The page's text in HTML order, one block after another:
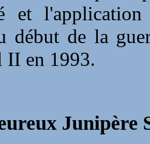
et
début de la
II en 1993.
Junipère